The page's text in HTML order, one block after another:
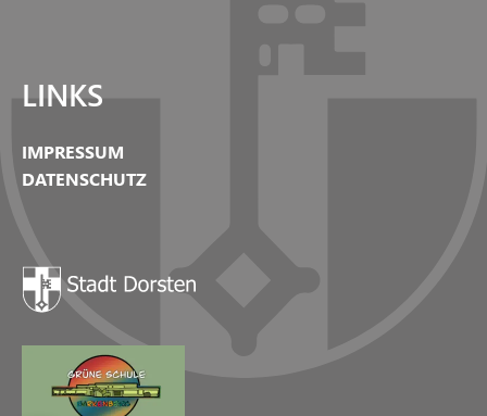
LINKS
IMPRESSUM
DATENSCHUTZ